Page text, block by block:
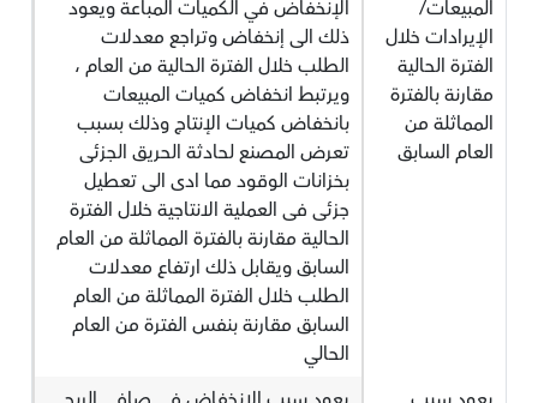
المبيعات/
الإيرادات خلال
الفترة الحالية
مقارنة بالفترة
المماثلة من
العام السابق
الإنخفاض في الكميات المباعة ويعود
ذلك الى إنخفاض وتراجع معدلات
الطلب خلال الفترة الحالية من العام ،
ويرتبط انخفاض كميات المبيعات
بانخفاض كميات الإنتاج وذلك بسبب
تعرض المصنع لحادثة الحريق الجزئى
بخزانات الوقود مما ادى الى تعطيل
جزئى فى العملية الانتاجية خلال الفترة
الحالية مقارنة بالفترة المماثلة من العام
السابق ويقابل ذلك ارتفاع معدلات
الطلب خلال الفترة المماثلة من العام
السابق مقارنة بنفس الفترة من العام
الحالي